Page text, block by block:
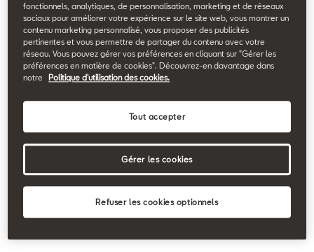
fonctionnels, analytiques, de personnalisation, marketing et de réseaux
sociaux pour améliorer votre expérience sur le site web, vous montrer un
contenu marketing personnalisé, vous proposer des publicités
pertinentes et vous permettre de partager du contenu avec votre
réseau. Vous pouvez gérer vos préférences en cliquant sur "Gérer les
préférences en matière de cookies". Découvrez-en davantage dans
notre Politique d'utilisation des cookies.
Refuser les cookies optionnels
Tout accepter
Gérer les cookies